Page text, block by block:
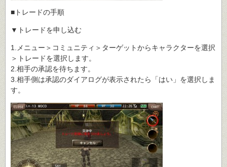
■トレードの手順
▼トレードを申し込む
1.メニュー＞コミュニティ＞ターゲットからキャラクターを選択
＞トレードを選択します。
2.相手の承認を待ちます。
3.相手側は承認のダイアログが表示されたら「はい」を選択しま
す。